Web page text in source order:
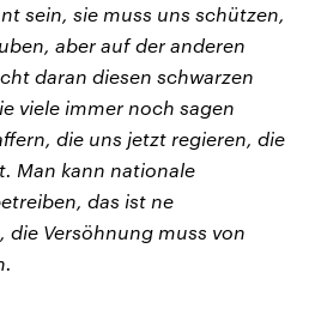
sein, sie muss uns schützen,
aber auf der anderen
daran diesen schwarzen
viele immer noch sagen
die uns jetzt regieren, die
Man kann nationale
das ist ne
Versöhnung muss von